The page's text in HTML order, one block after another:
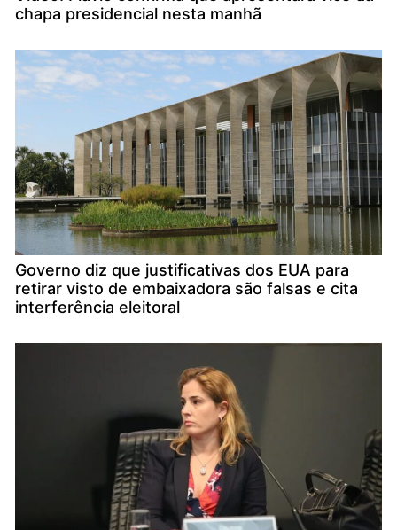
chapa presidencial nesta manhã
Governo diz que justificativas dos EUA para
retirar visto de embaixadora são falsas e cita
interferência eleitoral